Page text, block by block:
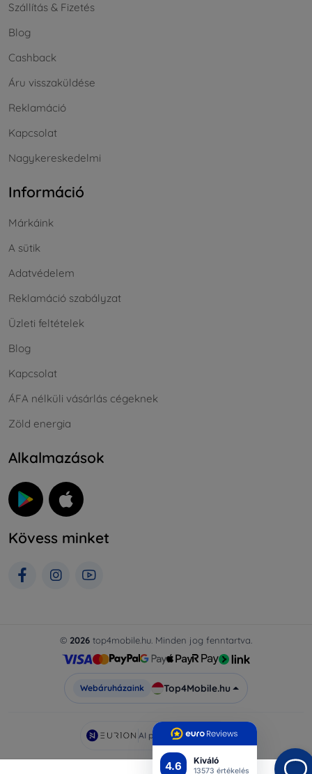
4.6 Kiváló
13573 értékelés
Szállítás & Fizetés
Blog
Cashback
Áru visszaküldése
Reklamáció
Kapcsolat
Nagykereskedelmi
Információ
Márkáink
A sütik
Adatvédelem
Reklamáció szabályzat
Üzleti feltételek
Blog
Kapcsolat
ÁFA nélküli vásárlás cégeknek
Zöld energia
Alkalmazások
Kövess minket
© 2026 top4mobile.hu. Minden jog fenntartva.
Webáruházaink Top4Mobile.hu
AI powered byEurion